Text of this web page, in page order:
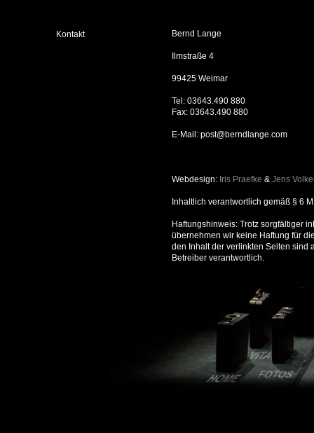
Kontakt Bernd Lange
Ilmstraße 4
99425 Weimar
Tel: 03643.490 880
Fax: 03643.490 880
E-Mail: post@berndlange.com
Webdesign: Iris Praefke & Jens
Inhaltlich verantwortlich gemäß § 6
Haftungshinweis: Trotz sorgfältiger
übernehmen wir keine Haftung für
den Inhalt der verlinkten Seiten sind
Betreiber verantwortlich.